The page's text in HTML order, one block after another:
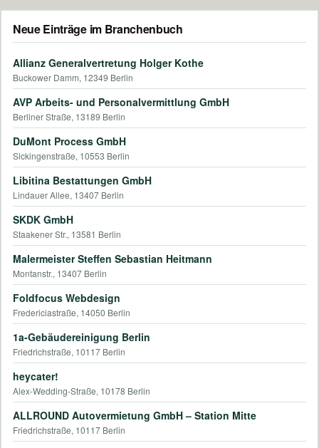
Neue Einträge im Branchenbuch
Allianz Generalvertretung Holger Kothe
Buckower Damm, 12349 Berlin
AVP Arbeits- und Personalvermittlung GmbH
Berliner Straße, 13189 Berlin
DuMont Process GmbH
Sickingenstraße, 10553 Berlin
Libitina Bestattungen GmbH
Lindauer Allee, 13407 Berlin
SKDK GmbH
Staakener Str., 13581 Berlin
Malermeister Steffen Sebastian Heitmann
Montanstr., 13407 Berlin
Foldfocus Webdesign
Fredericiastraße, 14050 Berlin
1a-Gebäudereinigung Berlin
Friedrichstraße, 10117 Berlin
heycater!
Alex-Wedding-Straße, 10178 Berlin
ALLROUND Autovermietung GmbH – Station Mitte
Friedrichstraße, 10117 Berlin